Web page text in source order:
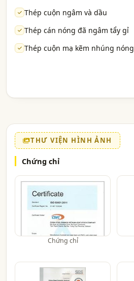
Thép cuộn ngâm và dầu
Thép cán nóng đã ngâm tẩy gỉ
Thép cuộn mạ kẽm nhúng nóng
THƯ VIỆN HÌNH ẢNH
Chứng chỉ
Chứng chỉ